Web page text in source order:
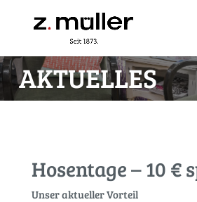
Navigation
AKTUELLES
Hosentage – 10 €
Unser aktueller Vorteil